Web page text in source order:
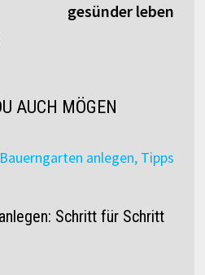
gesünder leben
AUCH MÖGEN
Schritt für Schritt